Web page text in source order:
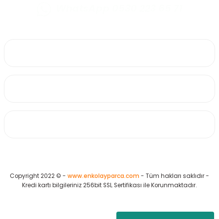
Copyright 2022 © - www.enkolayparca.com - Tüm hakları saklıdır -
Kredi kartı bilgileriniz 256bit SSL Sertifikası ile Korunmaktadır.